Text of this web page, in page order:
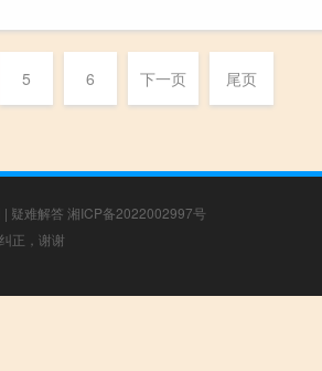
5 6 下一页 尾页
| 疑难解答 湘ICP备2022002997号
正，谢谢